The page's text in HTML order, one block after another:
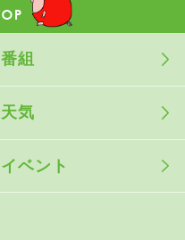
番組
天気
イベント